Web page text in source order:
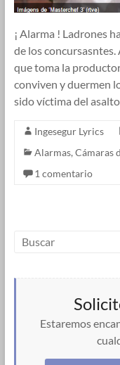
¡ Alarma ! Ladrones
de los concursasntes.
que toma la
conviven y duermen
sido víctima del asalto
Ingesegur Lyrics
Alarmas, Cámaras
1 comentario
Estaremos